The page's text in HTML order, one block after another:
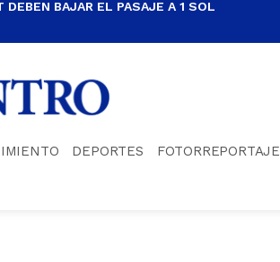
BAJAR EL PASAJE A 1 SOL
DEPORTES FOTORREPORTAJE